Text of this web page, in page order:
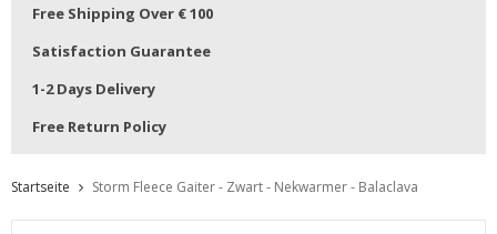
Free Shipping Over € 100
Satisfaction Guarantee
1-2 Days Delivery
Free Return Policy
Startseite Storm Fleece Gaiter - Zwart - Nekwarmer - Balaclava